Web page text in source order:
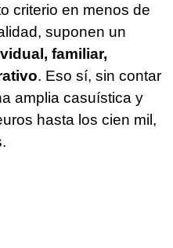
criterio en menos de
suponen un
familiar,
. Eso sí, sin contar
amplia casuística y
hasta los cien mil,